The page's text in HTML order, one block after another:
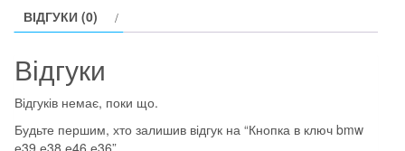
е46
кількість
ВІДГУКИ (0)
Відгуки
Відгуків немає, поки що.
Будьте першим, хто залишив відгук на “Кнопка в ключ bmw
е39 е38 е46 е36”